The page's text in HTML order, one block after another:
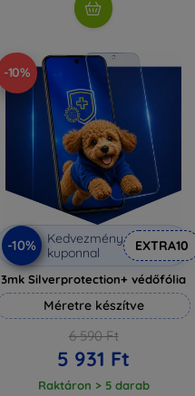
-10%
-10%
Kedvezmény
kuponnal
EXTRA10
3mk Silverprotection+ védőfólia
Méretre készítve
6 590 Ft
5 931 Ft
Raktáron > 5 darab